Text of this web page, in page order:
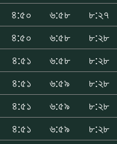
৪:৫০ ৬:৫৮
৮:২৭
৪:৫০ ৬:৫৮
৮:২৮
৪:৫১ ৬:৫৮
৮:২৮
৪:৫১ ৬:৫৯
৮:২৮
৪:৫১ ৬:৫৯
৮:২৮
৪:৫১ ৬:৫৯
৮:২৮